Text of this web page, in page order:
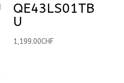
QE43LS01TB
U
1,199.00CHF